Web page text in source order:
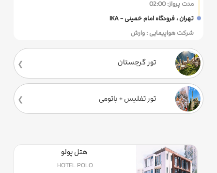
مدت پرواز: 02:00
تهران ، فرودگاه امام خمینی - IKA
شرکت هواپیمایی : وارش
تور گرجستان
تور تفلیس + باتومی
هتل پولو
HOTEL POLO